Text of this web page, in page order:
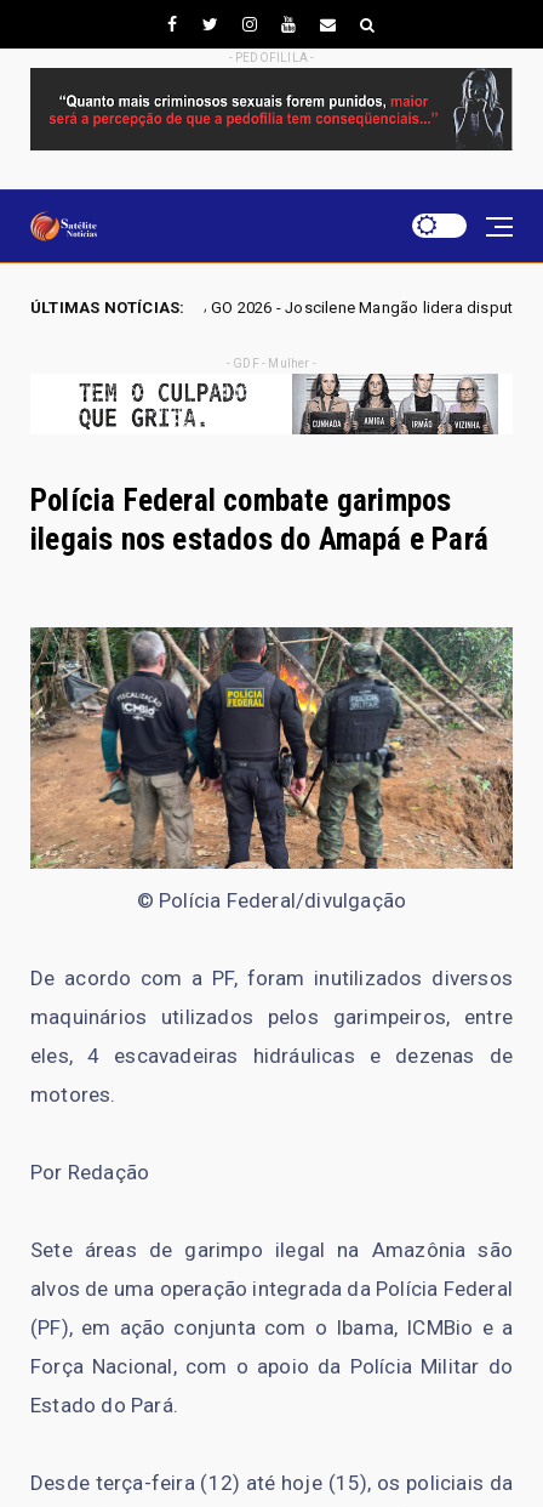
- PEDOFILILA -
ÚLTIMAS NOTÍCIAS:
GO 2026 - Joscilene Mangão lidera disputa por vaga na Alego em
- GDF - Mulher -
Polícia Federal combate garimpos
ilegais nos estados do Amapá e Pará
© Polícia Federal/divulgação
De acordo com a PF, foram inutilizados diversos
maquinários utilizados pelos garimpeiros, entre
eles, 4 escavadeiras hidráulicas e dezenas de
motores.
Por Redação
Sete áreas de garimpo ilegal na Amazônia são
alvos de uma operação integrada da Polícia Federal
(PF), em ação conjunta com o Ibama, ICMBio e a
Força Nacional, com o apoio da Polícia Militar do
Estado do Pará.
Desde terça-feira (12) até hoje (15), os policiais da